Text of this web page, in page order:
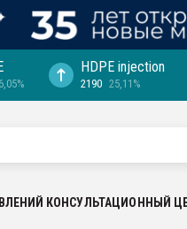
HDPE injection
2190 25,11%
КОНСУЛЬТАЦИОННЫЙ